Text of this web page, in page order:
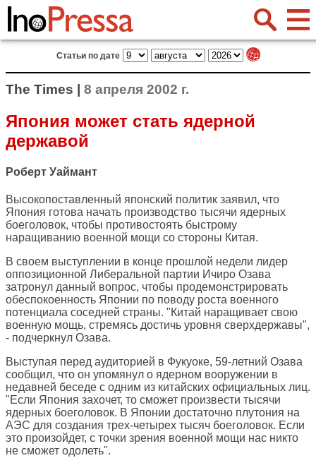
Статьи по дате
The Times | 8 апреля 2002 г.
Япония может стать ядерной
державой
Роберт Уаймант
Высокопоставленный японский политик заявил, что
Япония готова начать производство тысячи ядерных
боеголовок, чтобы противостоять быстрому
наращиванию военной мощи со стороны Китая.
В своем выступлении в конце прошлой недели лидер
оппозиционной Либеральной партии Ичиро Озава
затронул данный вопрос, чтобы продемонстрировать
обеспокоенность Японии по поводу роста военного
потенциала соседней страны. "Китай наращивает свою
военную мощь, стремясь достичь уровня сверхдержавы",
- подчеркнул Озава.
Выступая перед аудиторией в Фукуоке, 59-летний Озава
сообщил, что он упомянул о ядерном вооружении в
недавней беседе с одним из китайских официальных лиц.
"Если Япония захочет, то сможет произвести тысячи
ядерных боеголовок. В Японии достаточно плутония на
АЭС для создания трех-четырех тысяч боеголовок. Если
это произойдет, с точки зрения военной мощи нас никто
не сможет одолеть".